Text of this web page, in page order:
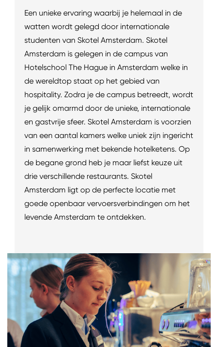
Een unieke ervaring waarbij je helemaal in de
watten wordt gelegd door internationale
studenten van Skotel Amsterdam. Skotel
Amsterdam is gelegen in de campus van
Hotelschool The Hague in Amsterdam welke in
de wereldtop staat op het gebied van
hospitality. Zodra je de campus betreedt, wordt
je gelijk omarmd door de unieke, internationale
en gastvrije sfeer. Skotel Amsterdam is voorzien
van een aantal kamers welke uniek zijn ingericht
in samenwerking met bekende hotelketens. Op
de begane grond heb je maar liefst keuze uit
drie verschillende restaurants. Skotel
Amsterdam ligt op de perfecte locatie met
goede openbaar vervoersverbindingen om het
levende Amsterdam te ontdekken.